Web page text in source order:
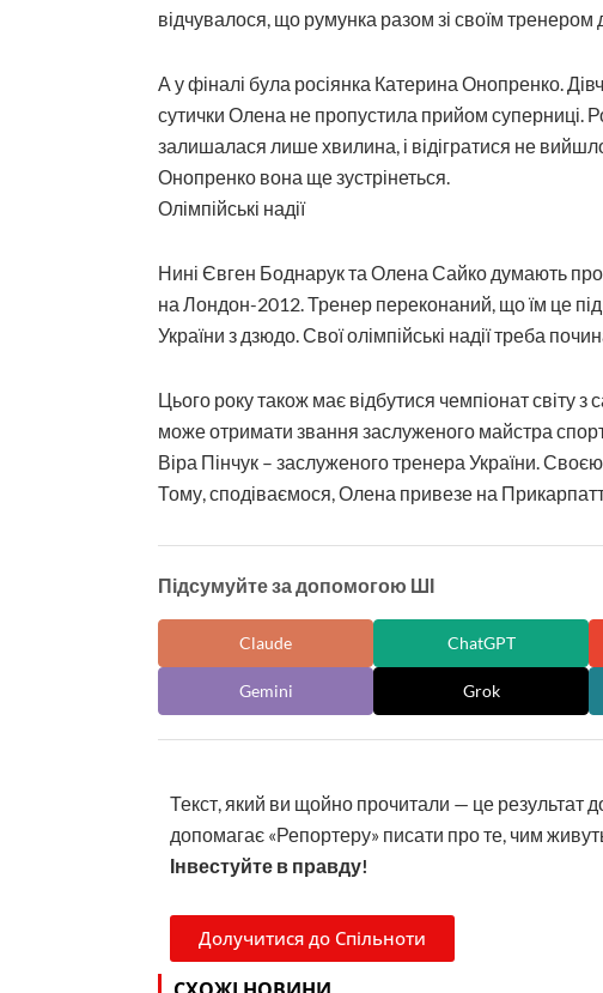
відчувалося, що румунка разом зі своїм тренером
А у фіналі була росіянка Катерина Онопренко.
сутички Олена не пропустила прийом суперниці.
залишалася лише хвилина, і відігратися не
Онопренко вона ще зустрінеться.
Олімпійські надії
Нині Євген Боднарук та Олена Сайко думають
на Лондон-2012. Тренер переконаний, що їм це
України з дзюдо. Свої олімпійські надії треба
Цього року також має відбутися чемпіонат
може отримати звання заслуженого майстра
Віра Пінчук – заслуженого тренера України.
Тому, сподіваємося, Олена привезе на
Підсумуйте за допомогою ШІ
Claude ChatGPT
Gemini Grok
Текст, який ви щойно прочитали — це результат
допомагає «Репортеру» писати про те, чим
Інвестуйте в правду!
Долучитися до Спільноти